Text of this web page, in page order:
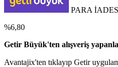
PARA
%6,80
Getir Büyük'ten alışveriş
Avantajix'ten tıklayıp Getir